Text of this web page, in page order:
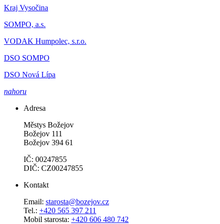
Kraj Vysočina
SOMPO, a.s.
VODAK Humpolec, s.r.o.
DSO SOMPO
DSO Nová Lípa
nahoru
Adresa
Městys Božejov
Božejov 111
Božejov 394 61
IČ: 00247855
DIČ: CZ00247855
Kontakt
Email: starosta@bozejov.cz
Tel.: +420 565 397 211
Mobil starosta: +420 606 480 742